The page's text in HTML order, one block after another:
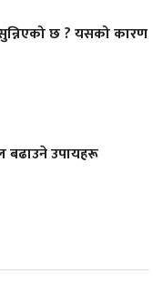
छ ? यसको कारण
बढाउने उपायहरू